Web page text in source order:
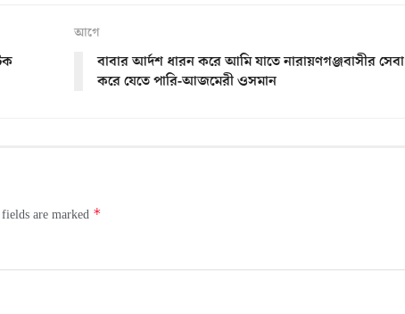
আগে
বাবার আর্দশ ধারন করে আমি যাতে নারায়ণগঞ্জবাসীর সেবা
করে যেতে পারি-আজমেরী ওসমান
are marked *